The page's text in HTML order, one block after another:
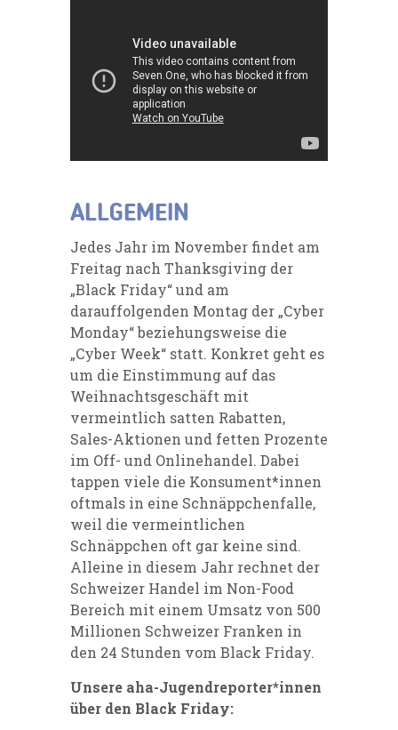
ALLGEMEIN
Jedes Jahr im November findet am
Freitag nach Thanksgiving der
„Black Friday“ und am
darauffolgenden Montag der „Cyber
Monday“ beziehungsweise die
„Cyber Week“ statt. Konkret geht es
um die Einstimmung auf das
Weihnachtsgeschäft mit
vermeintlich satten Rabatten,
Sales-Aktionen und fetten Prozente
im Off- und Onlinehandel. Dabei
tappen viele die Konsument*innen
oftmals in eine Schnäppchenfalle,
weil die vermeintlichen
Schnäppchen oft gar keine sind.
Alleine in diesem Jahr rechnet der
Schweizer Handel im Non-Food
Bereich mit einem Umsatz von 500
Millionen Schweizer Franken in
den 24 Stunden vom Black Friday.
Unsere aha-Jugendreporter*innen
über den Black Friday: